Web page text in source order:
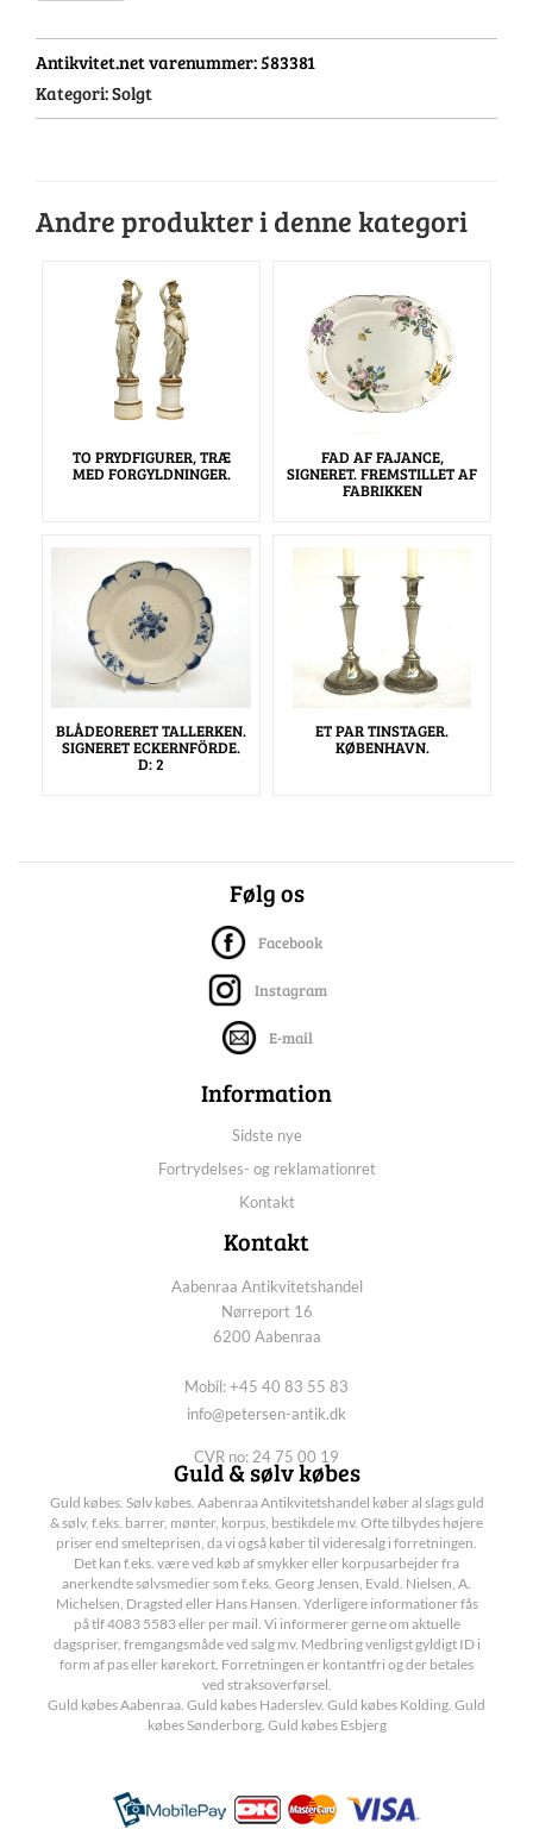
Antikvitet.net varenummer:583381
Kategori:Solgt
Andre produkter i denne kategori
TO PRYDFIGURER, TRÆ
MED FORGYLDNINGER.
FAD AF FAJANCE,
SIGNERET. FREMSTILLET AF
FABRIKKEN
BLÅDEORERET TALLERKEN.
SIGNERET ECKERNFÖRDE.
D: 2
ET PAR TINSTAGER.
KØBENHAVN.
Følg os
Facebook
Instagram
E-mail
Information
Sidste nye
Fortrydelses- og reklamationret
Kontakt
Kontakt
Aabenraa Antikvitetshandel
Nørreport 16
6200 Aabenraa
Mobil: +45 40 83 55 83
info@petersen-antik.dk
CVR no: 24 75 00 19
Guld & sølv købes
Guld købes. Sølv købes. Aabenraa Antikvitetshandel køber al slags guld
& sølv, f.eks. barrer, mønter, korpus, bestikdele mv. Ofte tilbydes højere
priser end smelteprisen, da vi også køber til videresalg i forretningen.
Det kan f.eks. være ved køb af smykker eller korpusarbejder fra
anerkendte sølvsmedier som f.eks. Georg Jensen, Evald. Nielsen, A.
Michelsen, Dragsted eller Hans Hansen. Yderligere informationer fås
på tlf 4083 5583 eller per mail. Vi informerer gerne om aktuelle
dagspriser, fremgangsmåde ved salg mv. Medbring venligst gyldigt ID i
form af pas eller kørekort. Forretningen er kontantfri og der betales
ved straksoverførsel.
Guld købes Aabenraa. Guld købes Haderslev. Guld købes Kolding. Guld
købes Sønderborg. Guld købes Esbjerg